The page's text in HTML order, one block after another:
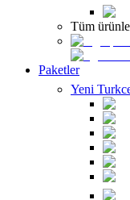
Tüm
Paketler
Yeni